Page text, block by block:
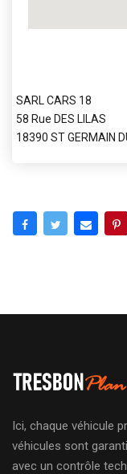
SARL CARS 18
58 Rue DES LILAS
18390 ST GERMAIN
Ici, chaque véhicule
véhicules sont
avec un contrôle